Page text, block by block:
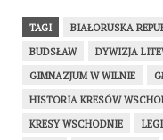
TAGI BIAŁORUSKA
BUDSŁAW
DYWIZJA
GIMNAZJUM W WILNIE
HISTORIA KRESÓW
KRESY WSCHODNIE